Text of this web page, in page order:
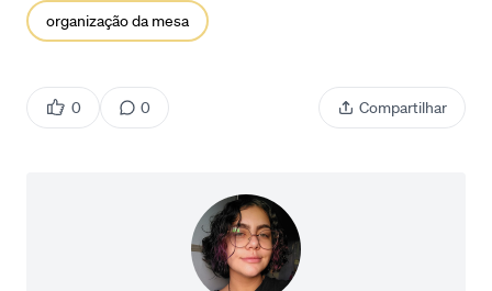
organização da mesa
0 0 Compartilhar